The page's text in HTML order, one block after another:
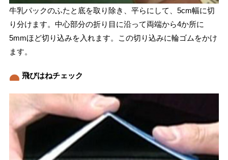
牛乳パックのふたと底を取り除き、平らにして、5cm幅に切
り分けます。中心部分の折り目に沿って両端から4か所に
5mmほど切り込みを入れます。この切り込みに輪ゴムをかけ
ます。
飛びはねチェック